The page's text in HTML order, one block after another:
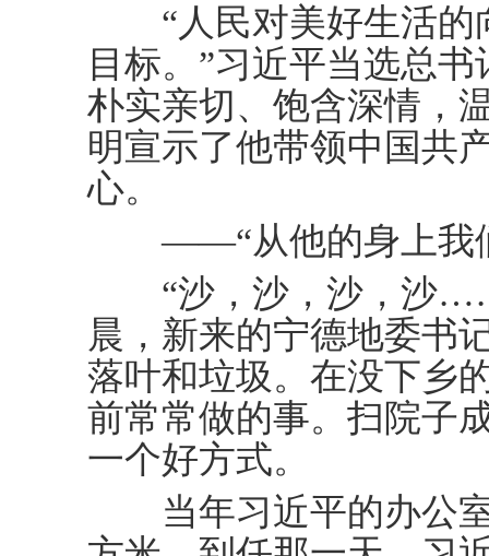
“人民对美好生活的
目标。”习近平当选总
朴实亲切、饱含深情，
明宣示了他带领中国共
心。
——“从他的身上我们
“沙，沙，沙，沙
晨，新来的宁德地委书
落叶和垃圾。在没下乡
前常常做的事。扫院子
一个好方式。
当年习近平的办公室